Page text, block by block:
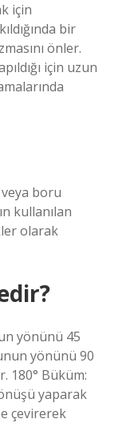
için
bir
önler.
için uzun
boru
kullanılan
olarak
yönünü 45
yönünü 90
180° Büküm:
yaparak
çevirerek